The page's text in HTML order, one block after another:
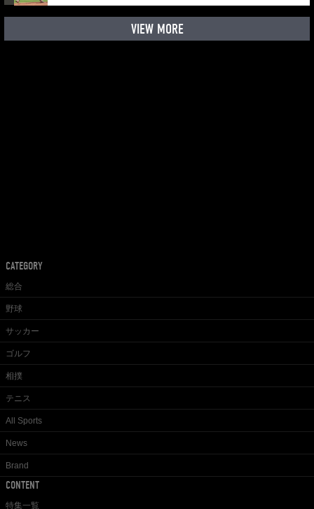
VIEW MORE
CATEGORY
総合
野球
サッカー
ゴルフ
相撲
テニス
All Sports
News
Brand
CONTENT
特集一覧